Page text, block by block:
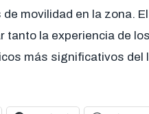
movilidad en la zona.
tanto la experiencia de
más significativos del